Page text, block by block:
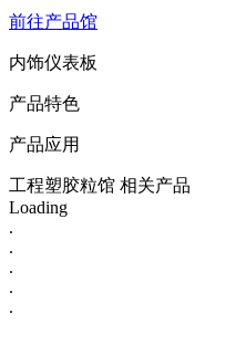
前往产品馆
内饰仪表板
产品特色
产品应用
工程塑胶粒馆 相关产品
Loading
.
.
.
.
.